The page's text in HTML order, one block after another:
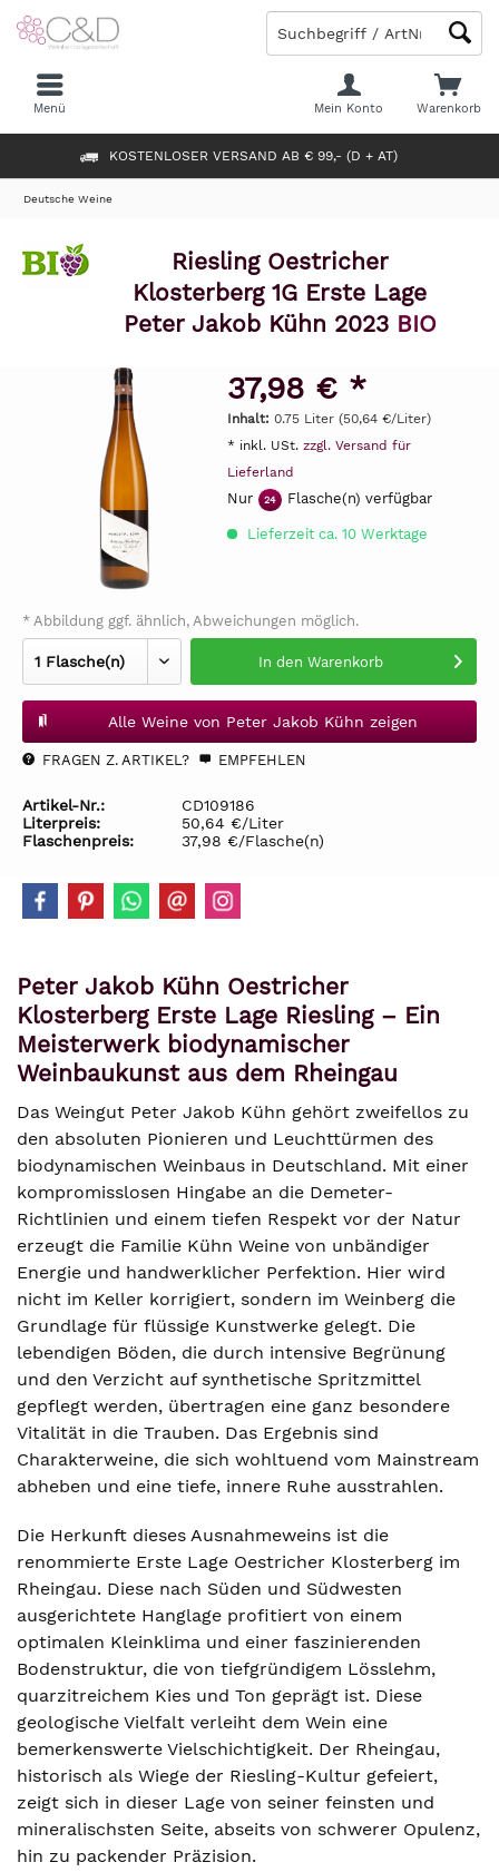
KOSTENLOSER VERSAND AB € 99,- (D + AT)
Warenkorb
Mein Konto
Menü
Deutsche Weine
Riesling Oestricher
Klosterberg 1G Erste Lage
Peter Jakob Kühn 2023 BIO
37,98 € *
Inhalt: 0.75 Liter (50,64 €/Liter)
* inkl. USt. zzgl. Versand für
Lieferland
Nur 24 Flasche(n) verfügbar
Lieferzeit ca. 10 Werktage
* Abbildung ggf. ähnlich, Abweichungen möglich.
In den Warenkorb
Alle Weine von Peter Jakob Kühn zeigen
FRAGEN Z. ARTIKEL? EMPFEHLEN
Artikel-Nr.:
CD109186
Literpreis:
50,64 €/Liter
Flaschenpreis:
37,98 €/Flasche(n)
Peter Jakob Kühn Oestricher
Klosterberg Erste Lage Riesling – Ein
Meisterwerk biodynamischer
Weinbaukunst aus dem Rheingau
Das Weingut Peter Jakob Kühn gehört zweifellos zu
den absoluten Pionieren und Leuchttürmen des
biodynamischen Weinbaus in Deutschland. Mit einer
kompromisslosen Hingabe an die Demeter-
Richtlinien und einem tiefen Respekt vor der Natur
erzeugt die Familie Kühn Weine von unbändiger
Energie und handwerklicher Perfektion. Hier wird
nicht im Keller korrigiert, sondern im Weinberg die
Grundlage für flüssige Kunstwerke gelegt. Die
lebendigen Böden, die durch intensive Begrünung
und den Verzicht auf synthetische Spritzmittel
gepflegt werden, übertragen eine ganz besondere
Vitalität in die Trauben. Das Ergebnis sind
Charakterweine, die sich wohltuend vom Mainstream
abheben und eine tiefe, innere Ruhe ausstrahlen.
Die Herkunft dieses Ausnahmeweins ist die
renommierte Erste Lage Oestricher Klosterberg im
Rheingau. Diese nach Süden und Südwesten
ausgerichtete Hanglage profitiert von einem
optimalen Kleinklima und einer faszinierenden
Bodenstruktur, die von tiefgründigem Lösslehm,
quarzitreichem Kies und Ton geprägt ist. Diese
geologische Vielfalt verleiht dem Wein eine
bemerkenswerte Vielschichtigkeit. Der Rheingau,
historisch als Wiege der Riesling-Kultur gefeiert,
zeigt sich in dieser Lage von seiner feinsten und
mineralischsten Seite, abseits von schwerer Opulenz,
hin zu packender Präzision.